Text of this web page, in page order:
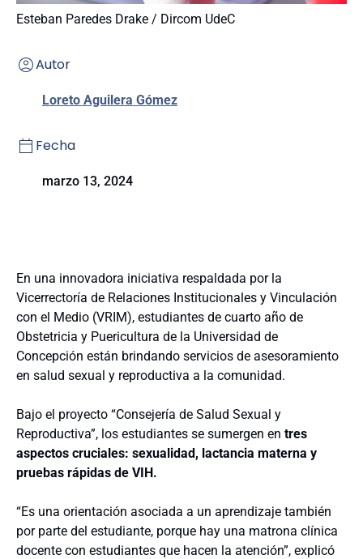
Esteban Paredes Drake / Dircom UdeC
Autor
Loreto Aguilera Gómez
Fecha
marzo 13, 2024
En una innovadora iniciativa respaldada por la
Vicerrectoría de Relaciones Institucionales y Vinculación
con el Medio (VRIM), estudiantes de cuarto año de
Obstetricia y Puericultura de la Universidad de
Concepción están brindando servicios de asesoramiento
en salud sexual y reproductiva a la comunidad.
Bajo el proyecto “Consejería de Salud Sexual y
Reproductiva”, los estudiantes se sumergen en tres
aspectos cruciales: sexualidad, lactancia materna y
pruebas rápidas de VIH.
“Es una orientación asociada a un aprendizaje también
por parte del estudiante, porque hay una matrona clínica
docente con estudiantes que hacen la atención”, explicó